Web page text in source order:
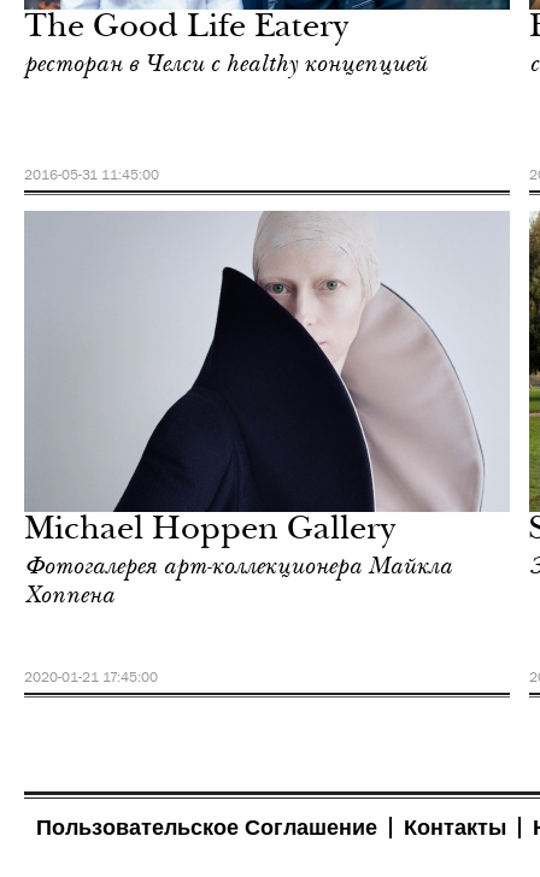
The Good Life Eatery
ресторан в Челси с healthy концепцией
2016-05-31 11:45:00
Michael Hoppen Gallery
Фотогалерея арт-коллекционера Майкла
Хоппена
2020-01-21 17:45:00
Пользовательское Соглашение Контакты